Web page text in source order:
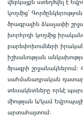
կողմից՝
ծրագրային ձևաչափի
խորհրդի կողմից
բարեփոխումների
իշխանության
ծրագրի շրջանակներում:
սահմանադրական
տեսակետները որևէ
միության և/կամ
արտահայտում: